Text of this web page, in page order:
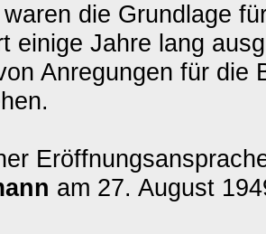
die Grundlage
einige Jahre lang
Anregungen für die
am 27. August